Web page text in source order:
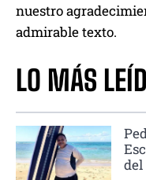
nuestro
admirable texto.
LO MÁS
del